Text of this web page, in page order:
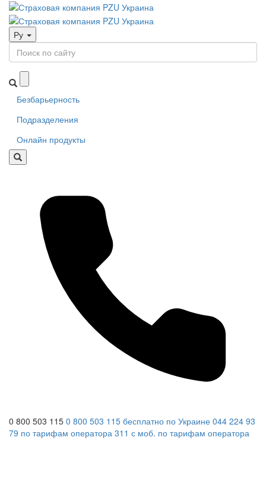
Ру
Безбарьерность
Подразделения
Онлайн продукты
0 800 503 115 0 800 503 115 бесплатно по Украине 044 224 93
79 по тарифам оператора 311 с моб. по тарифам оператора